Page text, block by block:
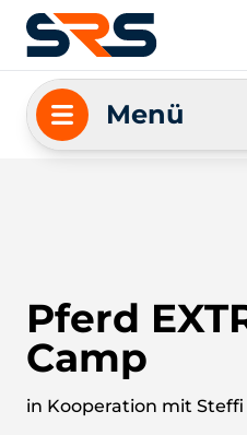
Menü
Pferd
Camp
in Kooperation mit Steffi